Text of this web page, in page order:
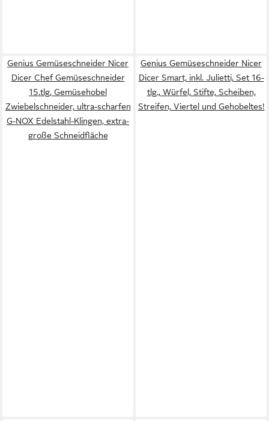
Genius Gemüseschneider Nicer
Dicer Chef Gemüseschneider
15.tlg, Gemüsehobel
Zwiebelschneider, ultra-scharfen
G-NOX Edelstahl-Klingen, extra-
große Schneidfläche
Genius Gemüseschneider Nicer
Dicer Smart, inkl. Julietti, Set 16-
tlg., Würfel, Stifte, Scheiben,
Streifen, Viertel und Gehobeltes!